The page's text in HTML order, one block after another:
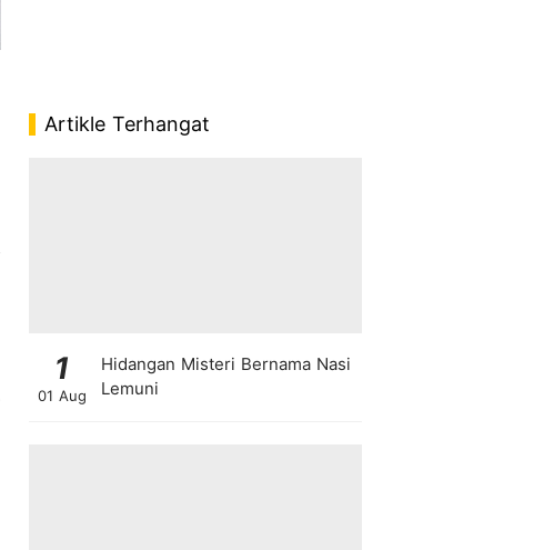
Artikle Terhangat
1
01 Aug
Hidangan Misteri Bernama Nasi
Lemuni